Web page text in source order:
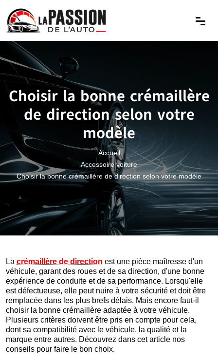
Choisir la bonne crémaillère
de direction selon votre
modèle
Accueil
Accessoire voiture
Choisir la bonne crémaillère de direction selon votre modèle
La crémaillère de direction est une pièce maîtresse d'un
véhicule, garant des roues et de sa direction, d'une bonne
expérience de conduite et de sa performance. Lorsqu'elle
est défectueuse, elle peut nuire à votre sécurité et doit être
remplacée dans les plus brefs délais. Mais encore faut-il
choisir la bonne crémaillère adaptée à votre véhicule.
Plusieurs critères doivent être pris en compte pour cela,
dont sa compatibilité avec le véhicule, la qualité et la
marque entre autres. Découvrez dans cet article nos
conseils pour faire le bon choix.